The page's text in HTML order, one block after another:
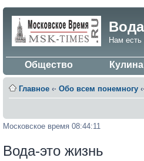
Нам есть
Общество
Главное ‹· Обо всем понемногу ‹·
Московское время 08:44:11
Вода-это жизнь